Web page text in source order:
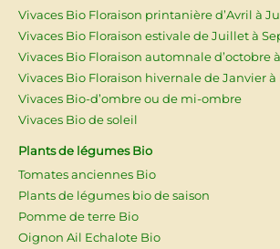
Vivaces Bio Floraison printanière d’Avril à
Vivaces Bio Floraison estivale de Juillet à
Vivaces Bio Floraison automnale d’octobre
Vivaces Bio Floraison hivernale de Janvier à
Vivaces Bio-d’ombre ou de mi-ombre
Vivaces Bio de soleil
Plants de légumes Bio
Tomates anciennes Bio
Plants de légumes bio de saison
Pomme de terre Bio
Oignon Ail Echalote Bio